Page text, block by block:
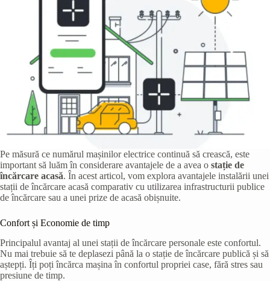
Pe măsură ce numărul mașinilor electrice continuă să crească, este
important să luăm în considerare avantajele de a avea o stație de
încărcare acasă. În acest articol, vom explora avantajele instalării unei
stații de încărcare acasă comparativ cu utilizarea infrastructurii publice
de încărcare sau a unei prize de acasă obișnuite.
Confort și Economie de timp
Principalul avantaj al unei stații de încărcare personale este confortul.
Nu mai trebuie să te deplasezi până la o stație de încărcare publică și să
aștepți. Îți poți încărca mașina în confortul propriei case, fără stres sau
presiune de timp.